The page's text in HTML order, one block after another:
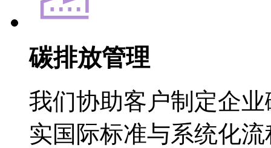
碳排放管理
我们协助客户制定企业
实国际标准与系统化流